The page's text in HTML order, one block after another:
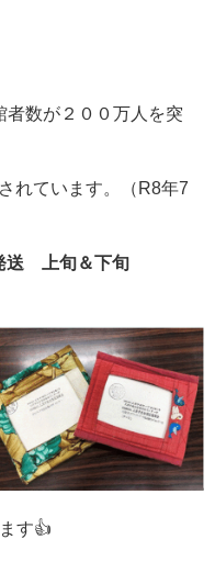
者数が２００万人を突
ています。（R8年7
送 上旬＆下旬
す👍